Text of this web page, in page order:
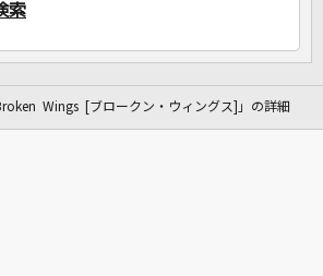
索
Wings [ブロークン・ウィングス]」の詳細